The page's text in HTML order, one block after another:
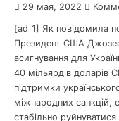
29 мая, 2022
[ad_1] Як повідомила
Президент США Джозеф
асигнування для
40 мільярдів доларів
підтримки
міжнародних санкцій,
стабільно